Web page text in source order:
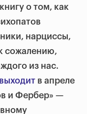
о том, как
нарциссы,
сожалению,
из нас.
выходит в апреле
и Фербер» —